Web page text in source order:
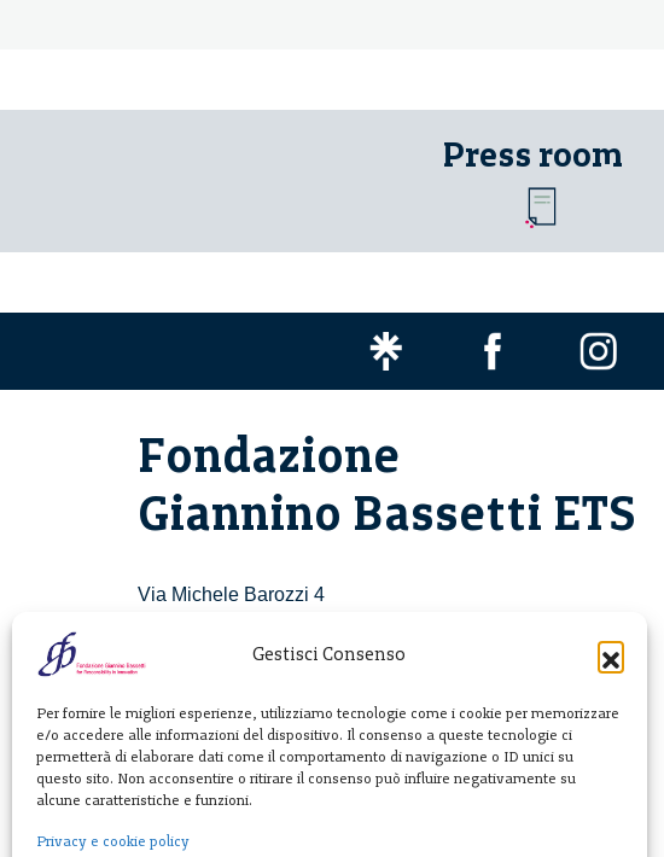
Gestisci Consenso
Per fornire le migliori esperienze, utilizziamo tecnologie come i cookie per memorizzare
e/o accedere alle informazioni del dispositivo. Il consenso a queste tecnologie ci
permetterà di elaborare dati come il comportamento di navigazione o ID unici su
questo sito. Non acconsentire o ritirare il consenso può influire negativamente su
alcune caratteristiche e funzioni.
Privacy e cookie policy
Press room
Fondazione
Giannino Bassetti ETS
Via Michele Barozzi 4
T. +39 02 781933
info@fondazionebassetti.org
p.i. 12520270153